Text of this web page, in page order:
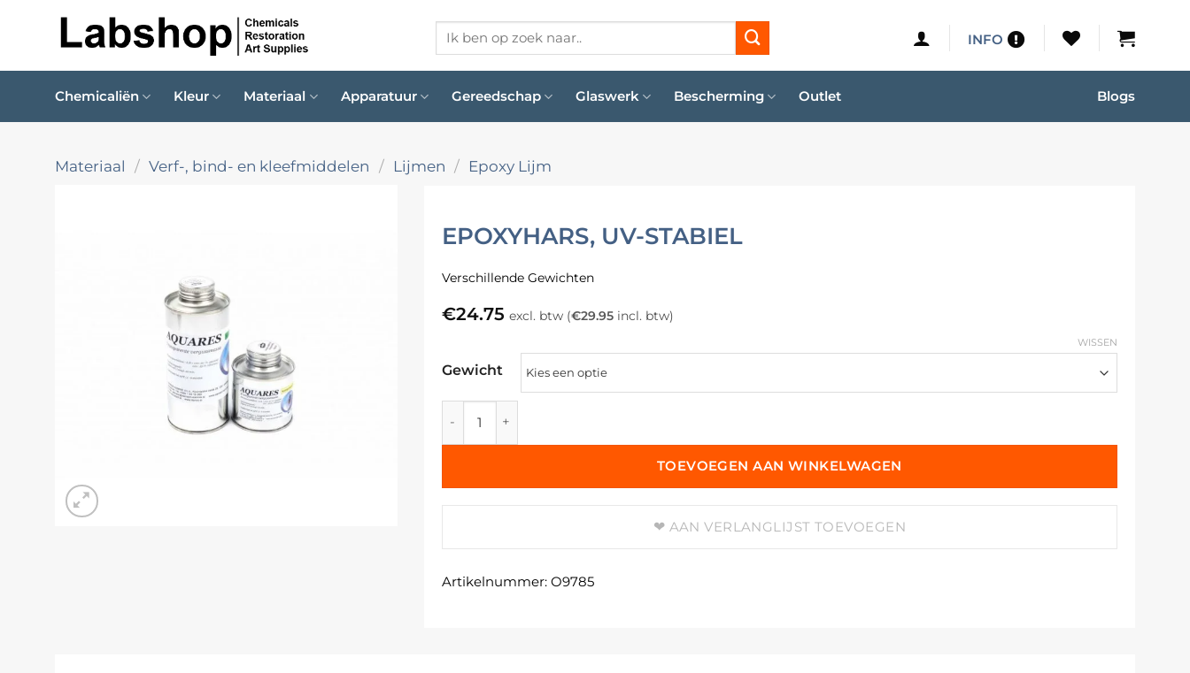
Zoeken
INFO
Chemicaliën Kleur Materiaal Apparatuur Gereedschap Glaswerk Bescherming Outlet Blogs
Materiaal / Verf-, bind- en kleefmiddelen / Lijmen / Epoxy Lijm
EPOXYHARS, UV-STABIEL
Verschillende Gewichten
€24.75 excl. btw (€29.95incl. btw)
Gewicht
WISSEN
TOEVOEGEN AAN WINKELWAGEN
AAN VERLANGLIJST TOEVOEGEN
Artikelnummer: O9785